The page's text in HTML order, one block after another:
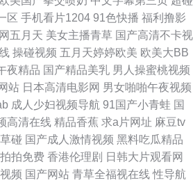
电影一级黄 亚洲人成小说网站 成人精品18 狼友
91国产尤物 超碰在线资源总站 加勒比宅男天
区在线 www青青三级 黄色污视频 人妖自慰网站
国产精品草草 欧美操日本 午夜影院啊啊 97AV
人91 天天干天天添 91色色视频 超碰最新导航
区 手机看片1204 91色快播 福利撸影
五月天 美女主播青草 国产高清不卡视
操碰视频 五月天婷婷欧美 欧美大BB
夜精品 国产精品美乳 男人操蜜桃视频
站 日本高清电影网 男女啪啪午夜视频
成人少妇视频导航 91国产小青蛙 国
高清在线 精品香蕉 求a片网址 麻豆tv
碰 国产成人激情视频 黑料吃瓜精品
拍免费 香港伦理剧 日韩大片观看网
频 国产网站 青草全福视在线 性导航